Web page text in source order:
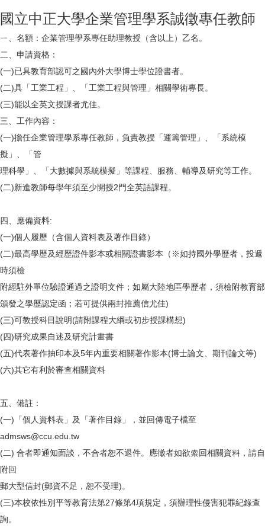
國立中正大學企業管理學系誠徵專任教師
ㄧ、名額：企業管理學系專任助理教授（含以上）乙名。
二、申請資格：
(一)已具教育部認可之國內外大學博士學位證書者。
(二)具「工業工程」、「工業工程與管理」相關學術專長。
(三)能以全英文授課者尤佳。
三、工作內容：
(一)擔任企業管理學系專任教師，負責教授「運籌管理」、「系統模
擬」、「管
理科學」、「大數據與系統模擬」等課程、服務、輔導及研究等工作。
(二)新進教師每學年須至少開授2門全英語課程。
四、應備資料:
(一)個人履歷（含個人資料表及著作目錄）
(二)最高學歷及經歷證件影本或相關證書影本（※如持國外學歷者，投遞
時須檢
附經駐外單位驗證通過之證明文件；如屬大陸地區學歷者，須檢附教育部
頒發之學歷認定函；若可提供兩封推薦信尤佳)
(三)可教授科目說明(請附課程大綱或初步授課構想)
(四)研究成果自述及研究計畫書
(五)代表著作抽印本及5年內重要相關著作影本(博士論文、期刊論文等)
(六)其它有利於審查相關資料
五、備註：
(一)「個人資料表」及「著作目錄」，並回傳電子檔至
admsws@ccu.edu.tw
(二) 合者即通知面談，不合者恕不退件。應徵者如欲索回相關資料，請自
附回
郵大型信封(郵資不足，恕不受理)。
(三)本校依性別平等教育法第27條第4項規定，須辦理性侵害犯罪紀錄查
詢。